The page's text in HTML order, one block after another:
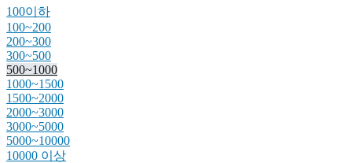
100이하
100~200
200~300
300~500
500~1000
1000~1500
1500~2000
2000~3000
3000~5000
5000~10000
10000 이상